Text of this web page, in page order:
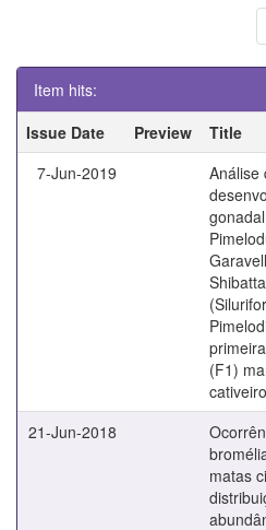
Item hits:
Issue Date
Preview Title
7-Jun-2019
Análise
(F1)
cativeiro
21-Jun-2018
matas